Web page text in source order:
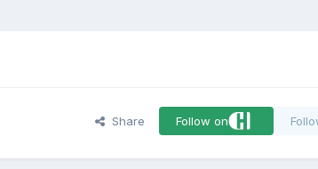
Share Follow on